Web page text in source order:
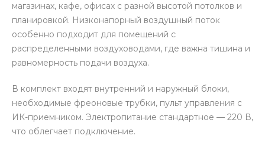
магазинах, кафе, офисах с разной высотой потолков и
планировкой. Низконапорный воздушный поток
особенно подходит для помещений с
распределенными воздуховодами, где важна тишина и
равномерность подачи воздуха.
В комплект входят внутренний и наружный блоки,
необходимые фреоновые трубки, пульт управления с
ИК-приемником. Электропитание стандартное — 220 В,
что облегчает подключение.